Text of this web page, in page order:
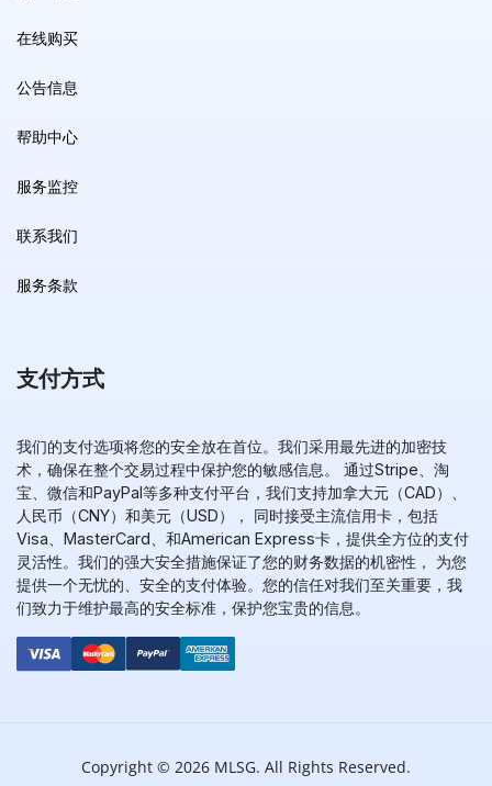
在线购买
公告信息
帮助中心
服务监控
联系我们
服务条款
支付方式
我们的支付选项将您的安全放在首位。我们采用最先进的加密技
术，确保在整个交易过程中保护您的敏感信息。 通过Stripe、淘
宝、微信和PayPal等多种支付平台，我们支持加拿大元（CAD）、
人民币（CNY）和美元（USD）， 同时接受主流信用卡，包括
Visa、MasterCard、和American Express卡，提供全方位的支付
灵活性。我们的强大安全措施保证了您的财务数据的机密性， 为您
提供一个无忧的、安全的支付体验。您的信任对我们至关重要，我
们致力于维护最高的安全标准，保护您宝贵的信息。
Copyright © 2026 MLSG. All Rights Reserved.